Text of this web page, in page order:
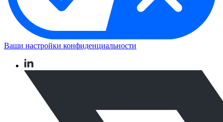
Ваши настройки конфиденциальности